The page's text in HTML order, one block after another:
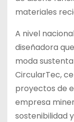
materiales
A nivel
diseñadora
moda
CircularTec,
proyectos de
empresa
sostenibilidad